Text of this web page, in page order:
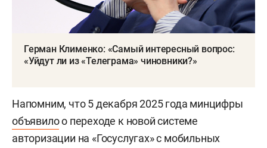
Герман Клименко: «Самый интересный вопрос:
«Уйдут ли из «Телеграма» чиновники?»
Напомним, что 5 декабря 2025 года минцифры
объявилоо переходе к новой системе
авторизации на «Госуслугах» с мобильных